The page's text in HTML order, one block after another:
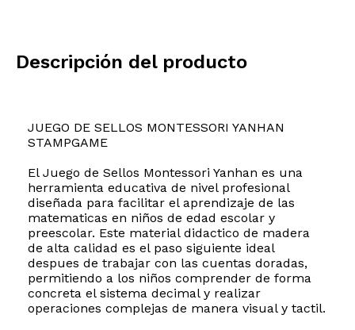
Descripción del producto
JUEGO DE SELLOS MONTESSORI YANHAN
STAMPGAME
El Juego de Sellos Montessori Yanhan es una
herramienta educativa de nivel profesional
diseñada para facilitar el aprendizaje de las
matematicas en niños de edad escolar y
preescolar. Este material didactico de madera
de alta calidad es el paso siguiente ideal
despues de trabajar con las cuentas doradas,
permitiendo a los niños comprender de forma
concreta el sistema decimal y realizar
operaciones complejas de manera visual y tactil.